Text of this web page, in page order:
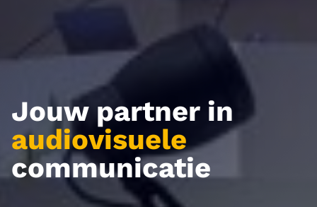
Jouw partner in
audiovisuele
communicatie